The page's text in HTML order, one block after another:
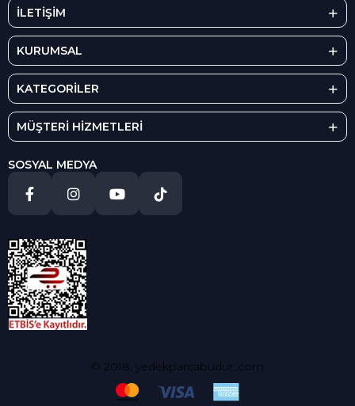
İLETİŞİM
KURUMSAL
KATEGORİLER
MÜŞTERİ HİZMETLERİ
SOSYAL MEDYA
© 2018, yedekparcabudur..com